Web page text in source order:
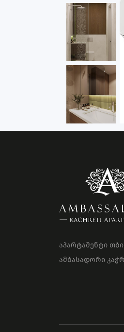
აპარტამენტი
ამბასადორი